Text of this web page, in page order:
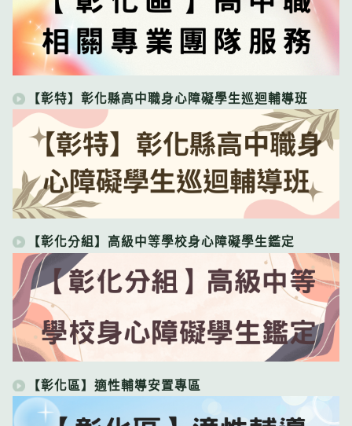
【彰特】彰化縣高中職身心障礙學生巡迴輔導班
【彰化分組】高級中等學校身心障礙學生鑑定
【彰化區】適性輔導安置專區